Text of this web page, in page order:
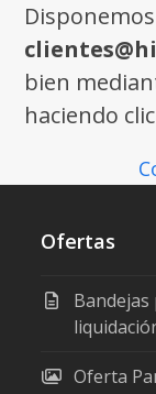
bien
haciendo
Ofertas
Oferta